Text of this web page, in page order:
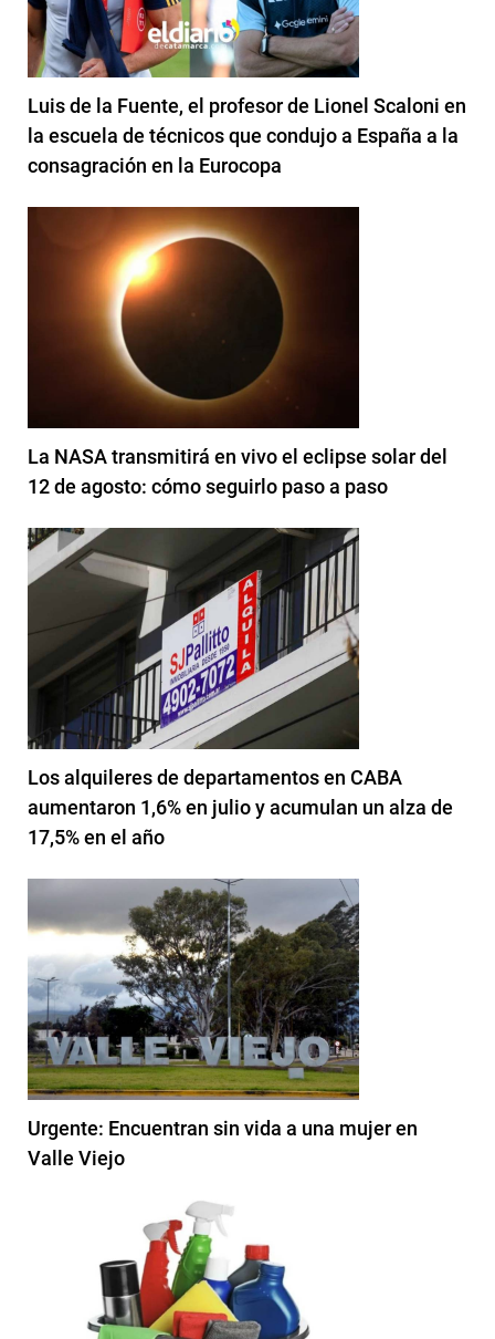
Luis de la Fuente, el profesor de Lionel Scaloni en
la escuela de técnicos que condujo a España a la
consagración en la Eurocopa
La NASA transmitirá en vivo el eclipse solar del
12 de agosto: cómo seguirlo paso a paso
Los alquileres de departamentos en CABA
aumentaron 1,6% en julio y acumulan un alza de
17,5% en el año
Urgente: Encuentran sin vida a una mujer en
Valle Viejo